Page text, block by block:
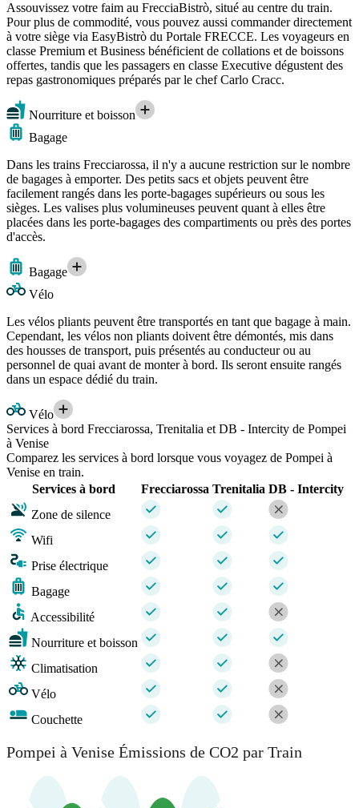
Assouvissez votre faim au FrecciaBistrò, situé au centre du train.
Pour plus de commodité, vous pouvez aussi commander directement
à votre siège via EasyBistrò du Portale FRECCE. Les voyageurs en
classe Premium et Business bénéficient de collations et de boissons
offertes, tandis que les passagers en classe Executive dégustent des
repas gastronomiques préparés par le chef Carlo Cracc.
Nourriture et boisson
Bagage
Dans les trains Frecciarossa, il n'y a aucune restriction sur le nombre
de bagages à emporter. Des petits sacs et objets peuvent être
facilement rangés dans les porte-bagages supérieurs ou sous les
sièges. Les valises plus volumineuses peuvent quant à elles être
placées dans les porte-bagages des compartiments ou près des portes
d'accès.
Bagage
Vélo
Les vélos pliants peuvent être transportés en tant que bagage à main.
Cependant, les vélos non pliants doivent être démontés, mis dans
des housses de transport, puis présentés au conducteur ou au
personnel de quai avant de monter à bord. Ils seront ensuite rangés
dans un espace dédié du train.
Vélo
Services à bord Frecciarossa, Trenitalia et DB - Intercity de Pompei
à Venise
Comparez les services à bord lorsque vous voyagez de Pompei à
Venise en train.
Services à bord
Frecciarossa Trenitalia DB - Intercity
Zone de silence
Wifi
Prise électrique
Bagage
Accessibilité
Nourriture et boisson
Climatisation
Vélo
Couchette
Pompei à Venise Émissions de CO2 par Train